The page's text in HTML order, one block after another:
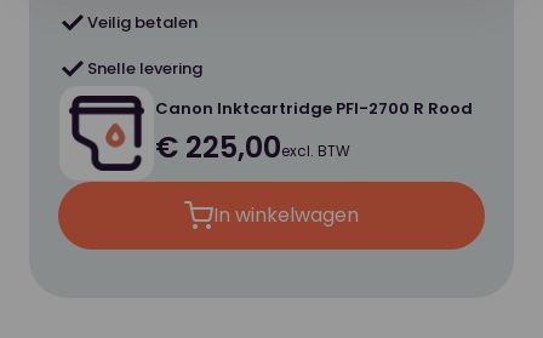
Veilig betalen
Snelle levering
Canon Inktcartridge PFI-2700 R Rood
€ 225,00excl. BTW
In winkelwagen